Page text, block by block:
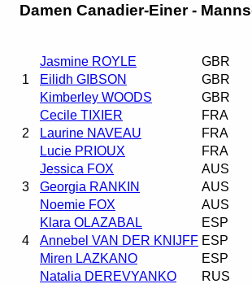
Damen Canadier-Einer -
1
Jasmine ROYLE
GBR
Eilidh GIBSON
GBR
Kimberley WOODS
GBR
2
Cecile TIXIER
FRA
Laurine NAVEAU
FRA
Lucie PRIOUX
FRA
3
Jessica FOX
AUS
Georgia RANKIN
AUS
Noemie FOX
AUS
4
Klara OLAZABAL
ESP
Annebel VAN DER KNIJFF ESP
Miren LAZKANO
ESP
Natalia DEREVYANKO
RUS